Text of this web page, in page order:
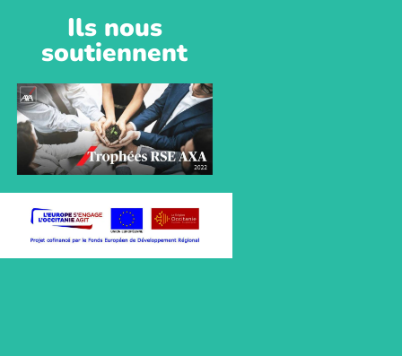
Ils nous
soutiennent